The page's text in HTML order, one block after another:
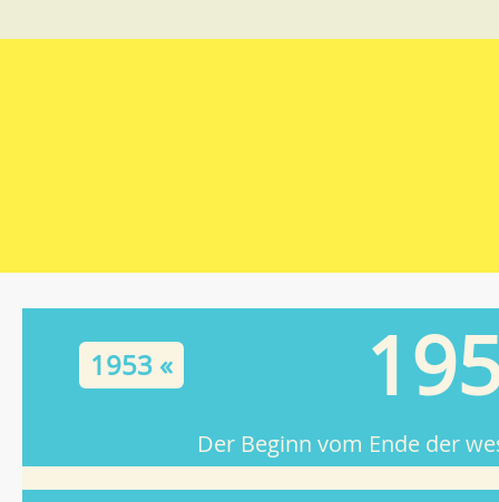
1953 «
Der Beginn vom Ende der